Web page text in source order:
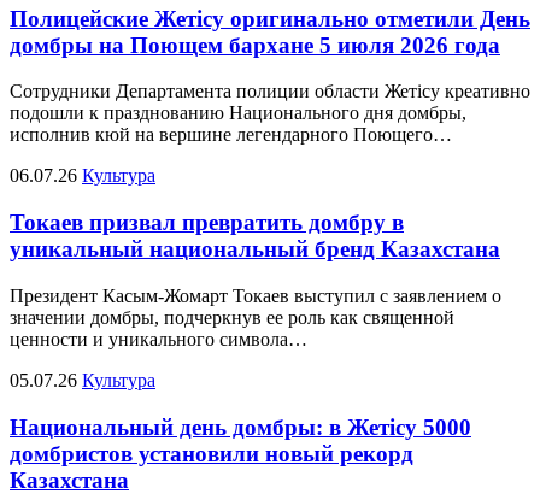
Полицейские Жетісу оригинально отметили День
домбры на Поющем бархане 5 июля 2026 года
Сотрудники Департамента полиции области Жетісу креативно
подошли к празднованию Национального дня домбры,
исполнив кюй на вершине легендарного Поющего…
06.07.26 Культура
Токаев призвал превратить домбру в
уникальный национальный бренд Казахстана
Президент Касым-Жомарт Токаев выступил с заявлением о
значении домбры, подчеркнув ее роль как священной
ценности и уникального символа…
05.07.26 Культура
Национальный день домбры: в Жетісу 5000
домбристов установили новый рекорд
Казахстана